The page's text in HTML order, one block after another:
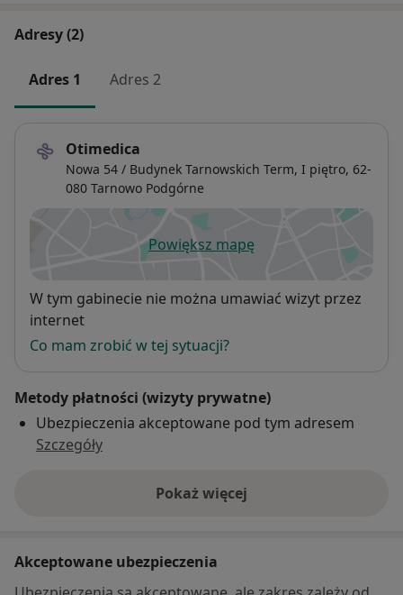
Adresy (2)
Adres 1 Adres 2
Otimedica
Nowa 54 / Budynek Tarnowskich Term, I piętro, 62-
080 Tarnowo Podgórne
Powiększ mapęotwiera się w nowej karcie
Dostępność
W tym gabinecie nie można umawiać wizyt przez
internet
Co mam zrobić w tej sytuacji?
Metody płatności (wizyty prywatne)
Ubezpieczenia akceptowane pod tym adresem
Szczegóły
Pokaż więcej
o adresie
Akceptowane ubezpieczenia